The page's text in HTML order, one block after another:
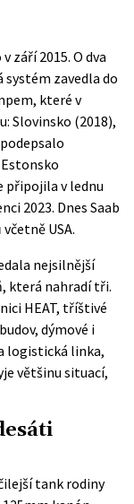
září 2015. O dva
zavedla do
které v
Slovinsko (2018),
připojila v lednu
2023. Dnes Saab
USA.
nejsilnější
která nahradí tři.
HEAT, tříštivé
dýmové i
logistická linka,
většinu situací,
tank rodiny